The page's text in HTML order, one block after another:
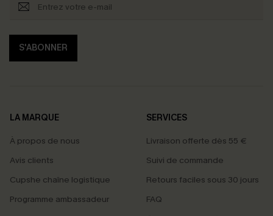
S'ABONNER
LA MARQUE
À propos de nous
Avis clients
Cupshe chaîne logistique
Programme ambassadeur
SERVICES
Livraison offerte dès 55 €
Suivi de commande
Retours faciles sous 30 jours
FAQ